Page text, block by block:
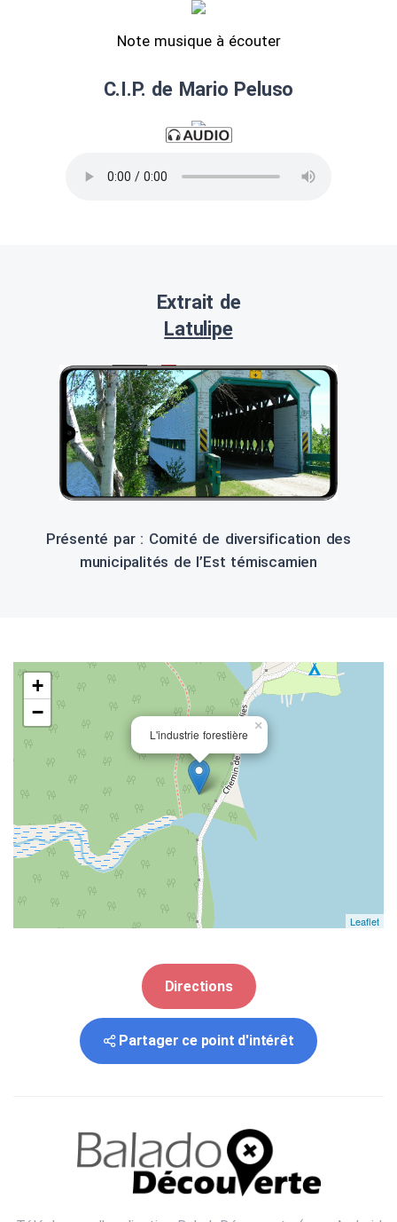
Note musique à écouter
C.I.P. de Mario Peluso
Extrait de
Latulipe
Présenté par : Comité de diversification des
municipalités de l’Est témiscamien
L'industrie forestière
×
+
−
Leaflet
Directions
Partager ce point d'intérêt